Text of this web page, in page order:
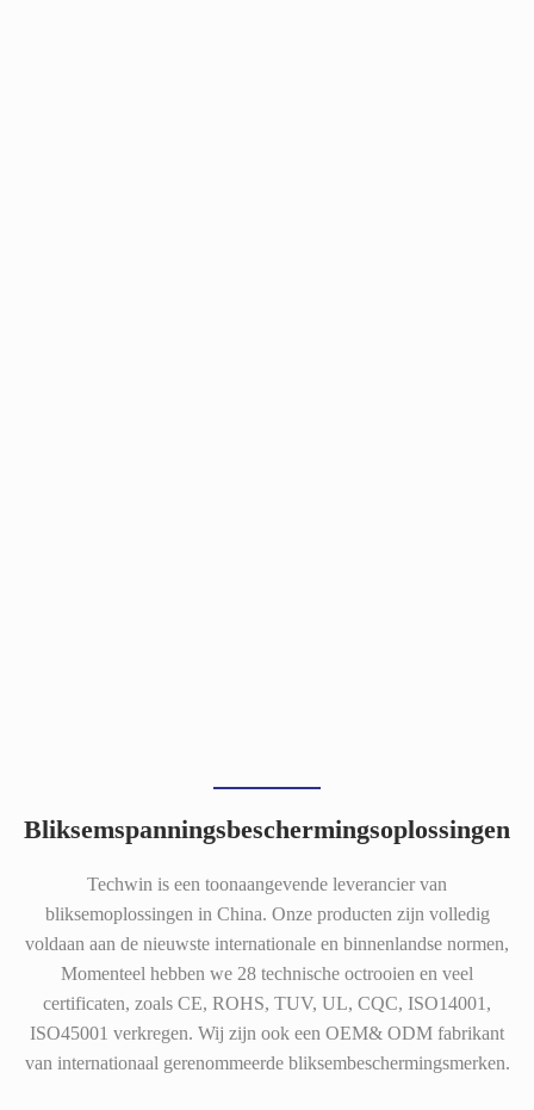
Bliksemspanningsbeschermingsoplossingen
Techwin is een toonaangevende leverancier van
bliksemoplossingen in China. Onze producten zijn volledig
voldaan aan de nieuwste internationale en binnenlandse normen,
Momenteel hebben we 28 technische octrooien en veel
certificaten, zoals CE, ROHS, TUV, UL, CQC, ISO14001,
ISO45001 verkregen. Wij zijn ook een OEM& ODM fabrikant
van internationaal gerenommeerde bliksembeschermingsmerken.